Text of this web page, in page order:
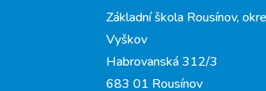
Základní škola Rousínov,
Vyškov
Habrovanská 312/3
683 01 Rousínov